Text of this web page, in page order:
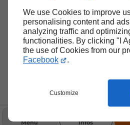
We use Cookies to improve
personalising content and
analyzing traffic and
functionalities. By clicking "I
the use of Cookies from our
Facebook
.
Customize
Menu Infos
Haut de